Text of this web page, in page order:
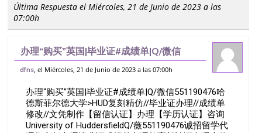
Última Respuesta el Miércoles, 21 de Junio de 2023 a las
07:00h
办理“购买”英国|毕业证#成绩单|Q/微信
551190476哈德斯菲尔德大学>HUD复刻
【留信认证】办理【学历认
dfns , el Miércoles, 21 de Junio de 2023 a las 07:00h
办理“购买”英国|毕业证#成绩单|Q/微信551190476哈
德斯菲尔德大学>HUD复刻精仿//毕业证办理//成绩单
修改//文凭制作【留信认证】办理【学历认证】咨询
University of HuddersfieldQ/薇551190476诚招留学代